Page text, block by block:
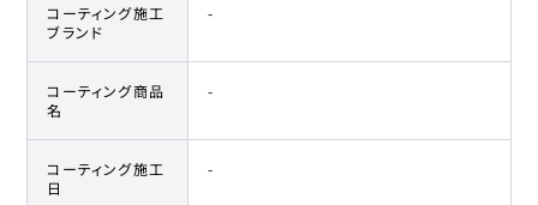
コーティング施工
ブランド
-
コーティング商品
名
-
コーティング施工
日
-